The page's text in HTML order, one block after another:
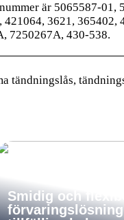
är 5065587-01,
3621,
7250267A, 430-538.
tändningslås,
Smidig och